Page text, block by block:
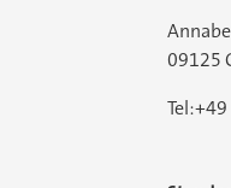
09125